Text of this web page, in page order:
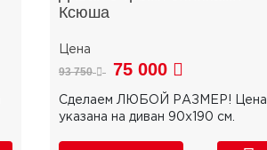
Ксюша
93 750 75 000
Сделаем ЛЮБОЙ РАЗМЕР! Цена
указана на диван 90х190 см.